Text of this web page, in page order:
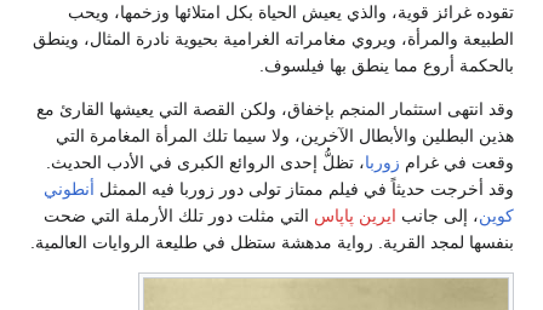
تقوده غرائز قوية، والذي يعيش الحياة بكل امتلائها وزخمها، ويحب
الطبيعة والمرأة، ويروي مغامراته الغرامية بحيوية نادرة المثال، وينطق
بالحكمة أروع مما ينطق بها فيلسوف.
وقد انتهى استثمار المنجم بإخفاق، ولكن القصة التي يعيشها القارئ مع
هذين البطلين والأبطال الآخرين، ولا سيما تلك المرأة المغامرة التي
وقعت في غرام زوربا، تظلُّ إحدى الروائع الكبرى في الأدب الحديث.
وقد أخرجت حديثاً في فيلم ممتاز تولى دور زوربا فيه الممثل أنطوني
كوين، إلى جانب ايرين پاپاس التي مثلت دور تلك الأرملة التي ضحت
بنفسها لمجد القرية. رواية مدهشة ستظل في طليعة الروايات العالمية.